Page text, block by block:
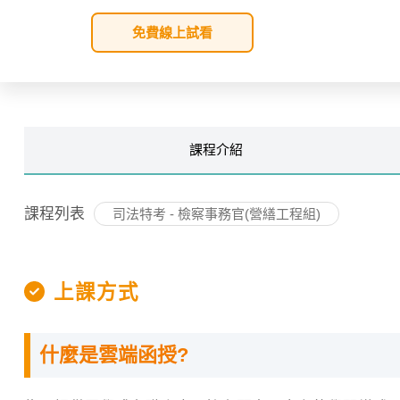
免費線上試看
課程介紹
課程列表 司法特考 - 檢察事務官(營繕工程組)
上課方式
什麼是雲端函授?